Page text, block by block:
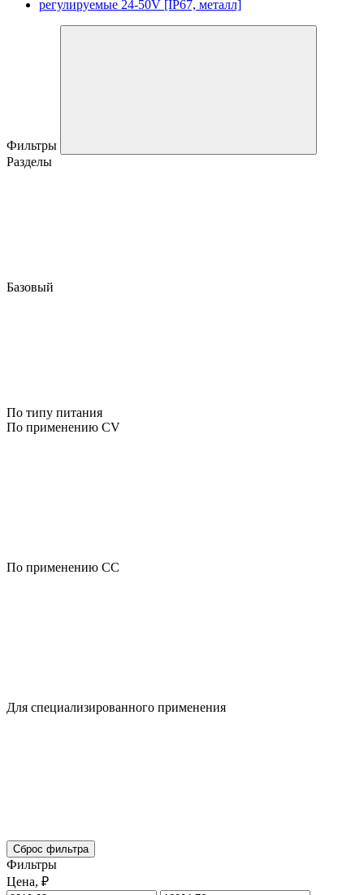
регулируемые 24-50V [IP67, металл]
Фильтры
Разделы
Базовый
По типу питания
По применению CV
По применению CC
Для специализированного применения
Сброс фильтра
Фильтры
Цена, ₽